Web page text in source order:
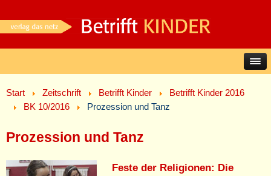
Start Zeitschrift Betrifft Kinder
Betrifft Kinder 2016
BK 10/2016
Prozession und Tanz
Prozession und Tanz
Feste der Religionen: Die